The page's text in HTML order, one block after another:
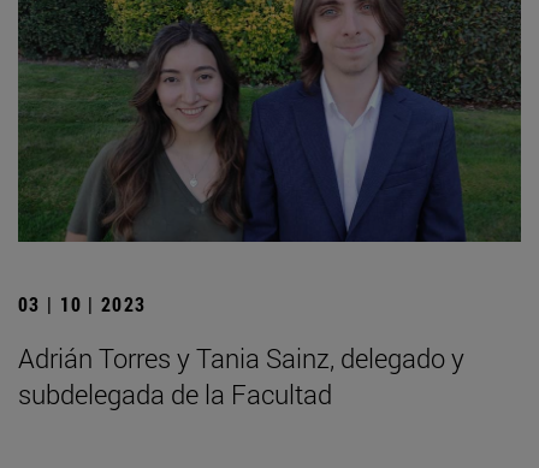
03 | 10 | 2023
Adrián Torres y Tania Sainz, delegado y
subdelegada de la Facultad